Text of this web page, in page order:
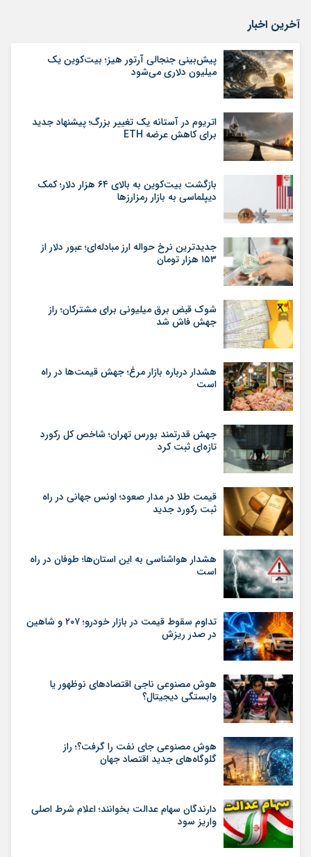
آخرین اخبار
پیش‌بینی جنجالی آرتور هیز؛ بیت‌کوین یک
میلیون دلاری می‌شود
اتریوم در آستانه یک تغییر بزرگ؛ پیشنهاد جدید
برای کاهش عرضه ETH
بازگشت بیت‌کوین به بالای ۶۴ هزار دلار؛ کمک
دیپلماسی به بازار رمزارزها
جدیدترین نرخ حواله ارز مبادله‌ای؛ عبور دلار از
۱۵۳ هزار تومان
شوک قبض برق میلیونی برای مشترکان؛ راز
جهش فاش شد
هشدار درباره بازار مرغ؛ جهش قیمت‌ها در راه
است
جهش قدرتمند بورس تهران؛ شاخص کل رکورد
تازه‌ای ثبت کرد
قیمت طلا در مدار صعود؛ اونس جهانی در راه
ثبت رکورد جدید
هشدار هواشناسی به این استان‌ها؛ طوفان در راه
است
تداوم سقوط قیمت در بازار خودرو؛ ۲۰۷ و شاهین
در صدر ریزش
هوش مصنوعی ناجی اقتصادهای نوظهور یا
وابستگی دیجیتال؟
هوش مصنوعی جای نفت را گرفت؟؛ راز
گلوگاه‌های جدید اقتصاد جهان
دارندگان سهام عدالت بخوانند؛ اعلام شرط اصلی
واریز سود